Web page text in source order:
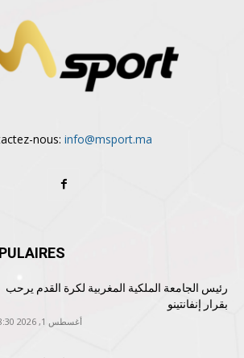
nous: info@msport.ma
رئيس الجامعة الملكية المغربية لكرة القدم يرحب
بقرار إنفانتينو
أغسطس 1, 2026 18:30